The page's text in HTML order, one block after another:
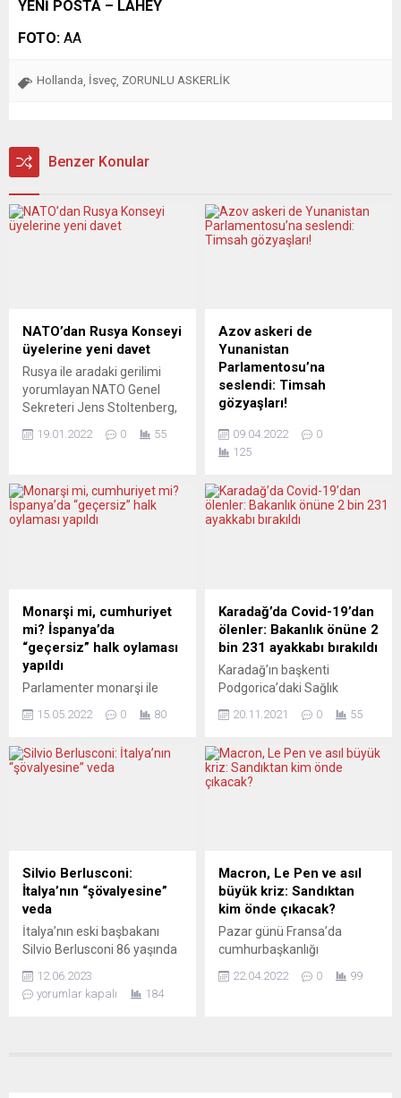
YENİ POSTA – LAHEY
FOTO: AA
Hollanda İsveç ZORUNLU ASKERLİK
Benzer Konular
NATO’dan Rusya Konseyi
üyelerine yeni davet
Rusya ile aradaki gerilimi
yorumlayan NATO Genel
Sekreteri Jens Stoltenberg,
Moskova’yı göreve çağırdı:
Başbakanı Olaf Scholz ile
yaptığı görüşmenin
asker konuşlandırmasını ve
bunun Avrupa’nın
güvenliğine yönelik etkisini
ele aldıklarını belirten...
19.01.2022 0 55
Azov askeri de
Yunanistan
Parlamentosu’na
seslendi: Timsah
gözyaşları!
perşembe günü video
konferans aracılığıyla
huzurunda bir konuşma
yaptı. Zelenskiy ayrıca,
paylaştı. Bu kişinin aşırı
milliyetçi Azov Taburu üyesi
olması, Yunan
medyasındaki köşe
yazılarında tartışmalara yol
açtı. TVXS (Yunanistan) BU
BİR...
09.04.2022
0
125
Monarşi mi, cumhuriyet
mi? İspanya’da
“geçersiz” halk oylaması
yapıldı
Parlamenter monarşi ile
geçerliliği olmamasına
genelinde “Monarşi mi,
yoksa cumhuriyet mi?”
iki partisi Birleşik Sol (IU) ve
Podemos tarafından
desteklenen halk oylaması
park ve meydanlara 725 oy...
15.05.2022 0 80
Karadağ’da Covid-19’dan
ölenler: Bakanlık önüne 2
bin 231 ayakkabı bırakıldı
Karadağ’ın başkenti
Podgorica’daki Sağlık
bırakılan 2 bin 231 ayakkabı
salgınında hayatını
kaybedenler anıldı.
uyulması çağrısında
bulunuldu. Yapılan
açıklamada, Karadağ’da
Covid-19’dan hayatını
kaybeden 2 bin 231 kişinin
unutulmaması gerektiği
ifade edilerek can kaybının
20.11.2021 0 55
Silvio Berlusconi:
İtalya’nın “şövalyesine”
veda
İtalya’nın eski başbakanı
Silvio Berlusconi 86 yaşında
İtalyan hem de uluslararası
kamuoyunu bölen
12.06.2023
yorumlar kapalı
184
Macron, Le Pen ve asıl
büyük kriz: Sandıktan
kim önde çıkacak?
Pazar günü Fransa’da
cumhurbaşkanlığı
oylaması yapılacak. Son
22.04.2022 0 99